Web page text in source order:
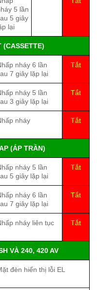
5 lần
5 giây
lại
(CASSETTE)
nháy 6 lần
7 giây lặp lại
Tắt
nháy 5 lần
3 giây lặp lại
Tắt
nháy Tắt
(ÁP TRẦN)
nháy 5 lần
5 giây lặp lại
Tắt
nháy 6 lần
7 giây lặp lại
Tắt
nháy liên tục Tắt
VÀ 240, 420 AV
đèn hiển thị lỗi EL